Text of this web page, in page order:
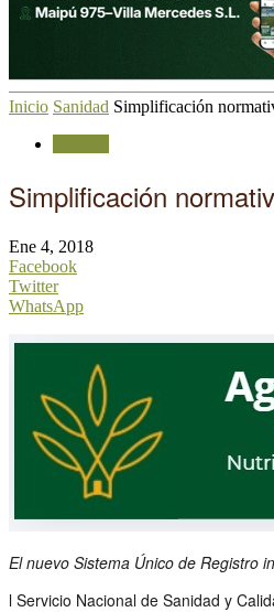
Inicio Sanidad Simplificación
Simplificación
Ene 4, 2018
Facebook
Twitter
WhatsApp
El nuevo Sistema Único de Registro
l Servicio Nacional de Sanidad y